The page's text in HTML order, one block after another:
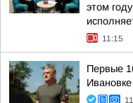
этом
11:15
Первые
Ивановке